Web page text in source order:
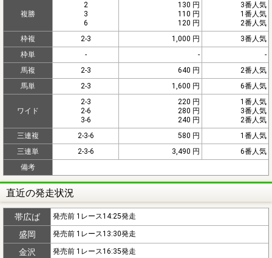
複勝
2
3
6
130 円
110 円
120 円
3番人気
1番人気
2番人気
枠複
2-3 1,000 円
3番人気
枠単
- -
-
馬複
2-3 640 円
2番人気
馬単
2-3 1,600 円 6番人気
ワイド
2-3
2-6
3-6
220 円
280 円
240 円
1番人気
3番人気
2番人気
三連複
2-3-6 580 円
1番人気
三連単
2-3-6 3,490 円
6番人気
備考
直近の発走状況
帯広ば 発売前 1レース14:25発走
盛岡 発売前 1レース13:30発走
金沢 発売前 1レース16:35発走